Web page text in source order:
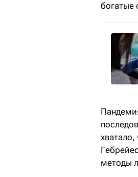
богатые
методы